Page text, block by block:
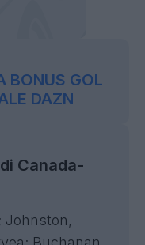
BONUS GOL
DAZN
Canada-
Johnston,